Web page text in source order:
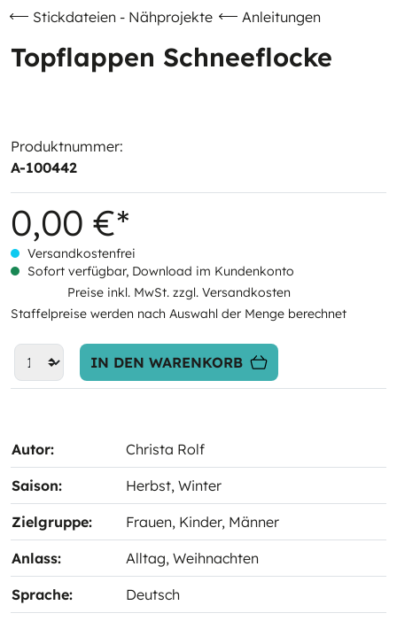
Stickdateien - Nähprojekte Anleitungen
Topflappen Schneeflocke
Produktnummer:
A-100442
0,00 €*
Versandkostenfrei
Sofort verfügbar, Download im Kundenkonto
Preise inkl. MwSt. zzgl. Versandkosten
Staffelpreise werden nach Auswahl der Menge berechnet
IN DEN WARENKORB
Autor: Christa Rolf
Saison: Herbst, Winter
Zielgruppe: Frauen, Kinder, Männer
Anlass: Alltag, Weihnachten
Sprache: Deutsch